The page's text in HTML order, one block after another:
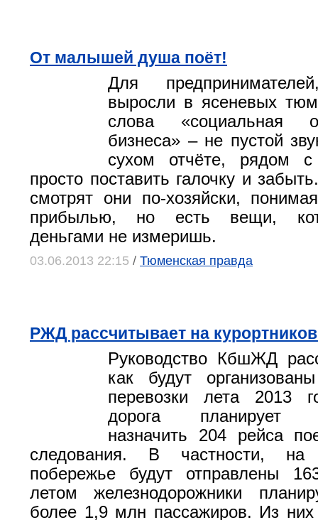
От малышей душа поёт!
Для
выросли в ясеневых
слова «социальная
бизнеса» – не пустой
сухом отчёте, рядом с
просто поставить галочку и
смотрят они по-хозяйски,
прибылью, но есть вещи,
деньгами не измеришь.
03.06.2013 22:15 / Тюменская правда
РЖД расcчитывает на
Руководство КбшЖД
как будут
перевозки лета 2013
дорога планирует
назначить 204 рейса
следования. В частности, на
побережье будут отправлены
летом железнодорожники
более 1,9 млн пассажиров. Из них